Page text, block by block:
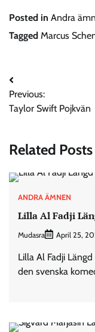
Posted in Andra
Tagged Marcus
Post
navigation
Previous:
Taylor Swift Pojkvän
Related Posts
ANDRA ÄMNEN
Lilla Al Fadji
Mudasra April 25,
Lilla Al Fadji
den svenska